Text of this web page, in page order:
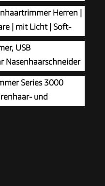
Lippenhaare
Waschbarer
und Frauen
Herren |
| mit Licht | Soft-
Edelstahl-Scherkopf
| Nasenhaare
| NE 3595
USB
Nasenhaarschneider
mit
und
Series 3000
und